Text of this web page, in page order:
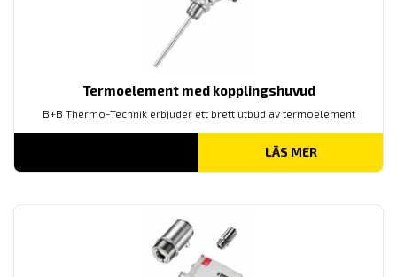
Termoelement med kopplingshuvud
B+B Thermo-Technik erbjuder ett brett utbud av termoelement
LÄS MER